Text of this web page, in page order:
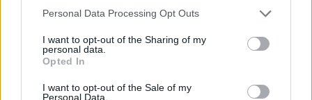
Please note that this website/app uses one or more Google
not limited to your visit or usage behaviour. You may click to
grant or deny consent to Google and its third-party tags to
use your data for below specified purposes in below Google
consent section.
Personal Data Processing Opt Outs
I want to opt-out of the Sharing of my
personal data.
Opted In
I want to opt-out of the Sale of my
Personal Data.